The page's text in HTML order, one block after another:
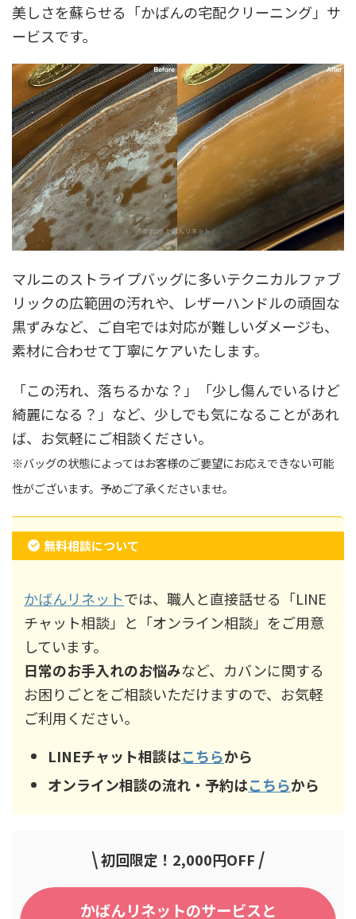
美しさを蘇らせる「かばんの宅配クリーニング」サ
ービスです。
マルニのストライプバッグに多いテクニカルファブ
リックの広範囲の汚れや、レザーハンドルの頑固な
黒ずみなど、ご自宅では対応が難しいダメージも、
素材に合わせて丁寧にケアいたします。
「この汚れ、落ちるかな？」「少し傷んでいるけど
綺麗になる？」など、少しでも気になることがあれ
ば、お気軽にご相談ください。
※バッグの状態によってはお客様のご要望にお応えできない可能
性がございます。予めご了承くださいませ。
無料相談について
かばんリネットでは、職人と直接話せる「LINE
チャット相談」と「オンライン相談」をご用意
しています。
日常のお手入れのお悩みなど、カバンに関する
お困りごとをご相談いただけますので、お気軽
ご利用ください。
LINEチャット相談はこちらから
オンライン相談の流れ・予約はこちらから
\初回限定！2,000円OFF /
かばんリネットのサービスと